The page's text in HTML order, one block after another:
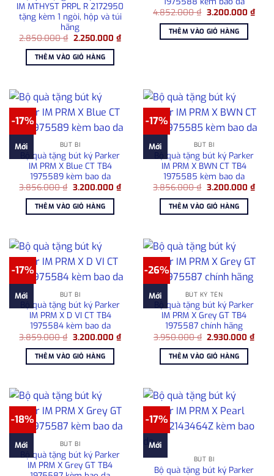
IM MTHYST PRPL R 2172950
tặng kèm 1 ngòi, hộp và túi
hãng
2.850.000₫ Giá
là:
2.850.000 ₫.
2.250.000 ₫Giá
hiện
THÊM VÀO GIỎ HÀNG
4.852.000₫ Giá
là:
4.852.000 ₫.
3.200.000 ₫Giá
hiện
THÊM VÀO GIỎ HÀNG
-17%
Mới BÚT BI
Bộ quà tặng bút ký Parker
IM PRM X Blue CT TB4
1975589 kèm bao da
3.856.000₫ Giá
là:
3.856.000 ₫.
3.200.000 ₫Giá
THÊM VÀO GIỎ HÀNG
-17%
Mới BÚT BI
Bộ quà tặng bút ký Parker
IM PRM X BWN CT TB4
1975585 kèm bao da
3.856.000₫ Giá
là:
3.856.000 ₫.
3.200.000 ₫Giá
THÊM VÀO GIỎ HÀNG
-17%
Mới BÚT BI
Bộ quà tặng bút ký Parker
IM PRM X D VI CT TB4
1975584 kèm bao da
3.859.000₫ Giá
là:
3.859.000 ₫.
3.200.000 ₫Giá
hiện
3.200.000 ₫.
THÊM VÀO GIỎ HÀNG
-26%
Mới BÚT KÝ TÊN
Bộ quà tặng bút ký Parker
IM PRM X Grey GT TB4
1975587 chính hãng
3.950.000₫ Giá
là:
3.950.000 ₫.
2.930.000₫Giá
hiện
THÊM VÀO GIỎ HÀNG
-18%
Mới BÚT BI
Bộ quà tặng bút ký Parker
IM PRM X Grey GT TB4
-17%
Mới
BÚT BI
Bộ quà tặng bút ký Parker